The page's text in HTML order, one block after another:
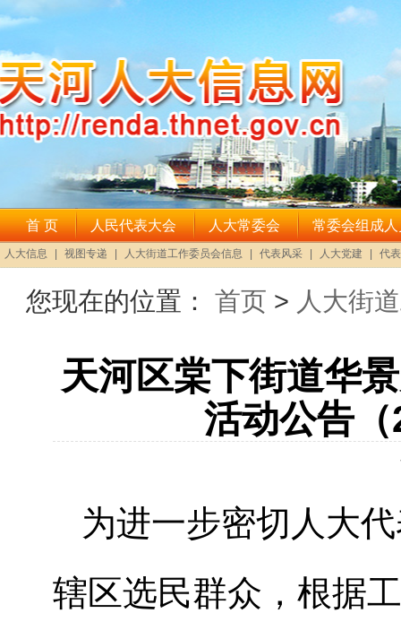
您现在的位置： 首页 > 人大街
天河区棠下街道华
活动公告
为进一步密切人大
辖区选民群众，根据